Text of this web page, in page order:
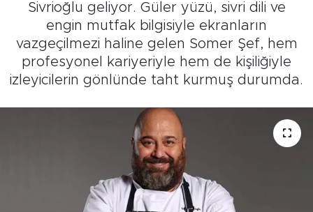
Sivrioğlu geliyor. Güler yüzü, sivri dili ve
engin mutfak bilgisiyle ekranların
vazgeçilmezi haline gelen Somer Şef, hem
profesyonel kariyeriyle hem de kişiliğiyle
izleyicilerin gönlünde taht kurmuş durumda.
Kültür Sanat
Tarihçe
Teknoloji
Haber Arşivi